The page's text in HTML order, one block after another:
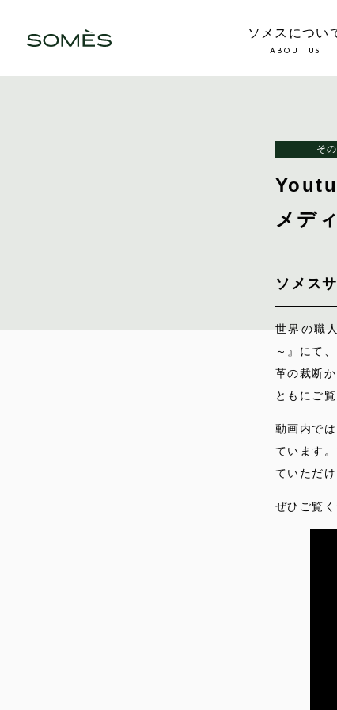
ソメスについ
ABOUT US
そ
メデ
ソメス
世界の職
～』にて
革の裁断
ともにご
動画内で
ています
ていただ
ぜひご覧く